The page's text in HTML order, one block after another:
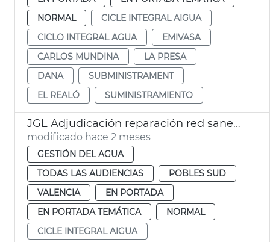
NORMAL
CICLE INTEGRAL AIGUA
CICLO INTEGRAL AGUA
EMIVASA
CARLOS MUNDINA
LA PRESA
DANA
SUBMINISTRAMENT
EL REALÓ
SUMINISTRAMIENTO
JGL Adjudicación reparación red saneamiento La Torre
modificado hace 2 meses
GESTIÓN DEL AGUA
TODAS LAS AUDIENCIAS
POBLES SUD
VALENCIA
EN PORTADA
EN PORTADA TEMÁTICA
NORMAL
CICLE INTEGRAL AIGUA